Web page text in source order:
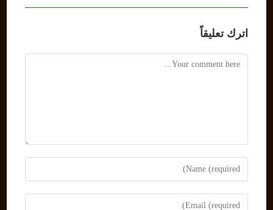
اترك تعليقاً
Comment
Enter
your
name
Enter